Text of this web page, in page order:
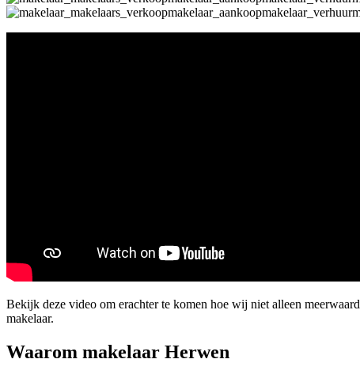
Bekijk deze video om erachter te komen hoe wij niet alleen
makelaar.
Waarom makelaar Herwen